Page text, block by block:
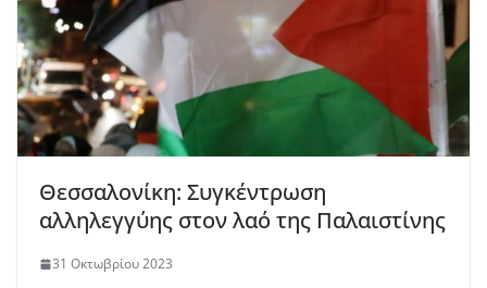
Θεσσαλονίκη: Συγκέντρωση
αλληλεγγύης στον λαό της Παλαιστίνης
31 Οκτωβρίου 2023